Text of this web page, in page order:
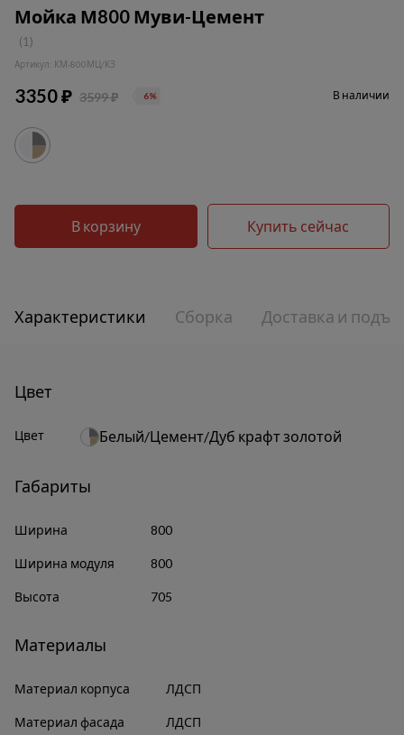
Мойка М800 Муви-Цемент
(1)
Артикул: КМ-800МЦ/КЗ
3350 ₽ 3599 ₽ 6% В наличии
В корзину Купить сейчас
Характеристики Сборка Доставка и
Цвет
Цвет Белый/Цемент/Дуб крафт золотой
Габариты
Ширина 800
Ширина модуля 800
Высота 705
Материалы
Материал корпуса ЛДСП
Материал фасада ЛДСП